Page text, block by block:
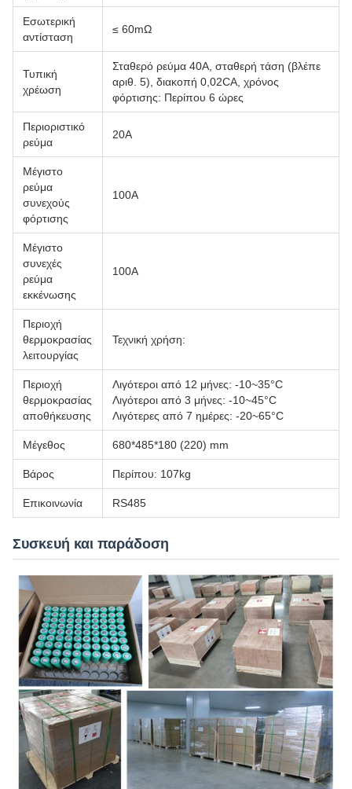
Εσωτερική
αντίσταση
≤ 60mΩ
Τυπική
χρέωση
Σταθερό ρεύμα 40A, σταθερή τάση (βλέπε
αριθ. 5), διακοπή 0,02CA, χρόνος
φόρτισης: Περίπου 6 ώρες
Περιοριστικό
ρεύμα
20Α
Μέγιστο
ρεύμα
συνεχούς
φόρτισης
100A
Μέγιστο
συνεχές
ρεύμα
εκκένωσης
100A
Περιοχή
θερμοκρασίας
λειτουργίας
Τεχνική χρήση:
Περιοχή
θερμοκρασίας
αποθήκευσης
Λιγότεροι από 12 μήνες: -10~35°C
Λιγότεροι από 3 μήνες: -10~45°C
Λιγότερες από 7 ημέρες: -20~65°C
Μέγεθος 680*485*180 (220) mm
Βάρος Περίπου: 107kg
Επικοινωνία RS485
Συσκευή και παράδοση